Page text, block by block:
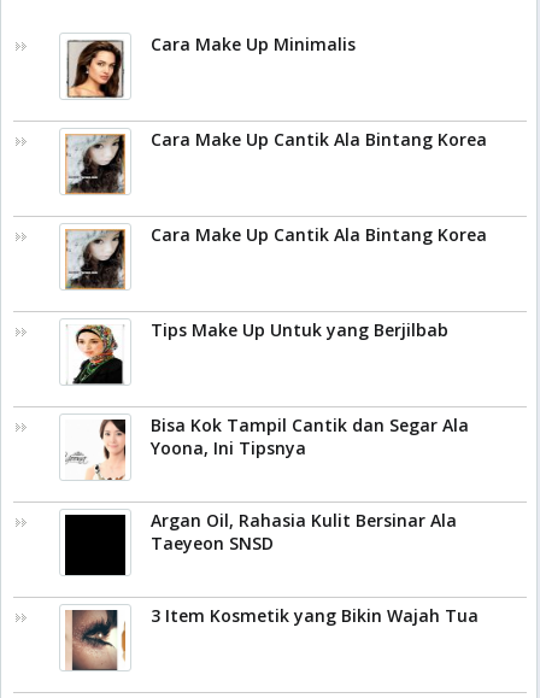
Cara Make Up Minimalis
Cara Make Up Cantik Ala Bintang Korea
Cara Make Up Cantik Ala Bintang Korea
Tips Make Up Untuk yang Berjilbab
Bisa Kok Tampil Cantik dan Segar Ala
Yoona, Ini Tipsnya
Argan Oil, Rahasia Kulit Bersinar Ala
Taeyeon SNSD
3 Item Kosmetik yang Bikin Wajah Tua